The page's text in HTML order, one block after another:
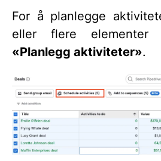
For å planlegge
eller flere
«Planlegg aktiviteter».